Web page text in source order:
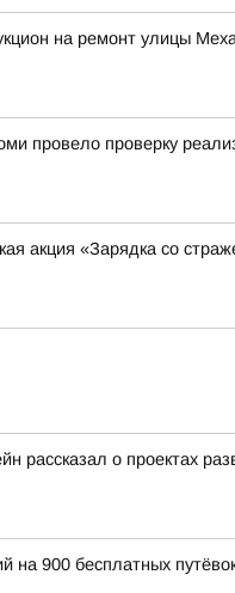
на ремонт улицы
провело проверку
акция «Зарядка со
рассказал о проектах
на 900 бесплатных